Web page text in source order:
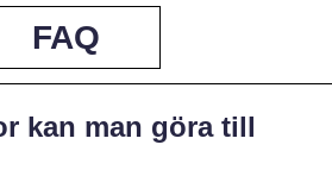
FAQ
kan man göra till